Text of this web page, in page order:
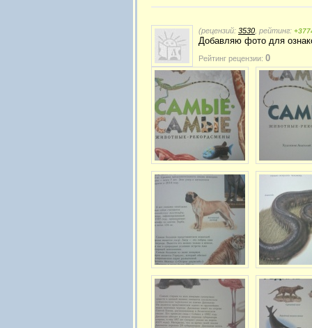
(рецензий: 3530 , рейтинг:
Добавляю фото для
Рейтинг рецензии: 0